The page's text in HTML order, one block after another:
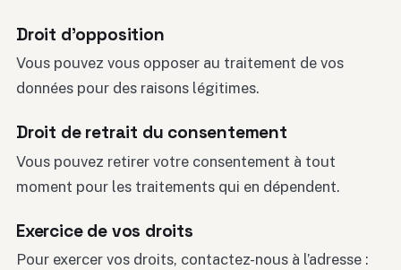
Droit d’opposition
Vous pouvez vous opposer au traitement de vos
données pour des raisons légitimes.
Droit de retrait du consentement
Vous pouvez retirer votre consentement à tout
moment pour les traitements qui en dépendent.
Exercice de vos droits
Pour exercer vos droits, contactez-nous à l’adresse :